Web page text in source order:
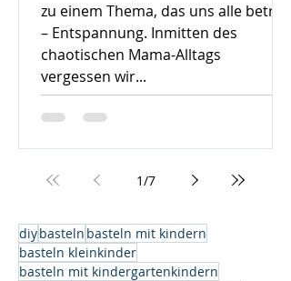
zu einem Thema, das uns alle betrifft
– Entspannung. Inmitten des
chaotischen Mama-Alltags
vergessen wir...
1/7
diybasteln basteln mit kindern
basteln kleinkinder
basteln mit kindergartenkindern